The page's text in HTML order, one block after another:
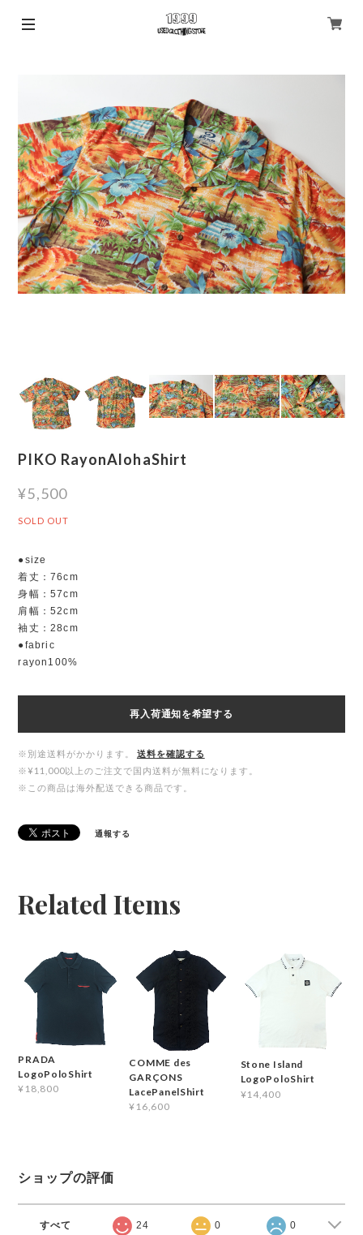
PIKO RayonAlohaShirt
¥5,500
SOLD OUT
●size
着丈：76cm
身幅：57cm
肩幅：52cm
袖丈：28cm
●fabric
rayon100%
再入荷通知を希望する
※別途送料がかかります。
送料を確認する
※¥11,000以上のご注文で国内送料が無料になります。
※この商品は海外配送できる商品です。
通報する
Related Items
PRADA
LogoPoloShirt
¥18,800
COMME des
GARÇONS
LacePanelShirt
¥16,600
Stone Island
LogoPoloShirt
¥14,400
ショップの評価
すべて 24 0 0